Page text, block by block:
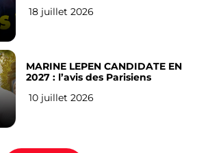
18 juillet 2026
MARINE LEPEN CANDIDATE EN
2027 : l’avis des Parisiens
10 juillet 2026